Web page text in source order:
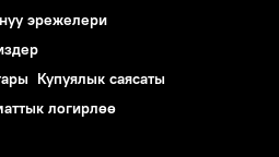
эрежелери
Купуялык саясаты
логирлөө